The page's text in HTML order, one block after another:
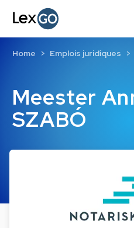
Meester
SZABÓ
Home Emplois juridiques